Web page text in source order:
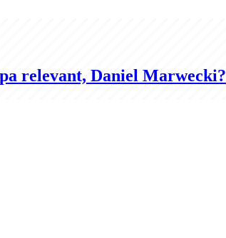
relevant, Daniel Marwecki?